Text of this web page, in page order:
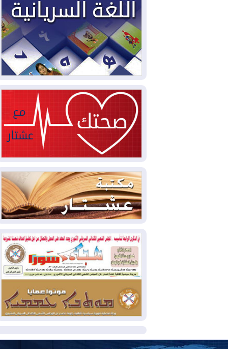
2026-08-02دمشق وعمّان تحذران بغداد:
أي هجوم من أراضي العراق سيواجه برد
2026-08-02ترامب: الولايات المتحدة
وإسرائيل تعلقان شن ضربات على إيران
2026-08-01تقرير: الولايات المتحدة تسحب
منظومة باتريوت الدفاعية من أربيل
2026-08-01النفط: اتفاقية ثلاثية لاستئناف
التصدير عبر جيهان بطاقة 750 ألف برميل
2026-08-01"في أقرب وقت ممكن".. إدارة
ترامب تخطط لشن ضربات جديدة على إيران
2026-07-31أتروشي: قرار السلم والحرب
في العراق "مختطف" وخارج سيطرة
الحكومة
2026-07-31
50 درجة مئوية في 5
محافظات.. العراق على موعد مع موجة حر
السبت
2026-07-31
سبتة تهز أوروبا.. إيطاليا تهدد
بورقة شنغن وفرنسا تشدد الحدود